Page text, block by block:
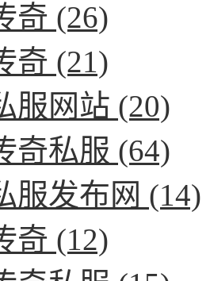
奇 (26)
奇 (21)
服网站 (20)
奇私服 (64)
服发布网 (14)
奇 (12)